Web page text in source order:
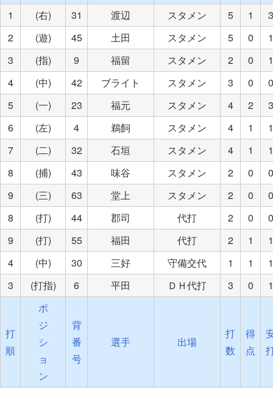
1 (右) 31 渡辺 スタメン 5 1
3
2
(遊) 45 土田 スタメン 5 0
1
3
(指) 9 福留 スタメン 2 0
1
4
(中) 42 ブライト スタメン 3 0
0
5
(一) 23 福元 スタメン 4 2
3
6
(左) 4 鵜飼 スタメン 4 1
1
7
(二) 32 石垣 スタメン 4 1
1
8
(捕) 43 味谷 スタメン 2 0
0
9
(三) 63 堂上 スタメン 2 0
0
8
(打) 44 郡司 代打 2 0
0
9
(打) 55 福田 代打 2 1
1
4
(中) 30 三好 守備交代 1 1
1
3
(打指) 6 平田 ＤＨ代打 3 0 1
打
順
ポ
ジ
シ
ョ
ン
背
番
号
選手 出場
打
数
得
点